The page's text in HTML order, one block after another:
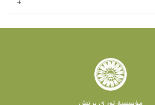
مؤسسة توري برتش